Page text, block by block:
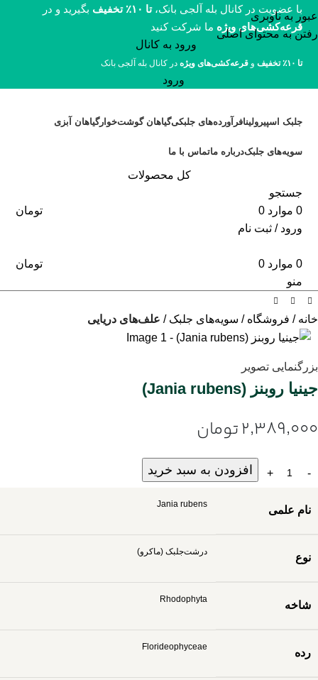
عبور به ناوبری
رفتن به محتوای اصلی
با عضویت در کانال بله آلجی بانک، تا ۱۰٪ تخفیف
بگیرید و در
قرعه‌کشی‌های ویژه ما شرکت کنید
ورود به کانال
تا ۱۰٪ تخفیف و قرعه‌کشی‌های ویژه در کانال بله آلجی بانک
ورود
جلبک اسپیرولینافرآورده‌های جلبکیگیاهان گوشت‌خوارگیاهان آبزی
سویه‌های جلبکدرباره ماتماس با ما
کل محصولات
جستجو
0 موارد 0
تومان
ورود / ثبت نام
0 موارد 0
تومان
منو
خانه فروشگاه سویه‌های جلبک علف‌های دریایی
بزرگنمایی تصویر
جینیا روبنز (Jania rubens)
2٬389٬000تومان
افزودن به سبد خرید
نام علمی Jania rubens
نوع درشت‌جلبک (ماکرو)
شاخه Rhodophyta
رده Florideophyceae